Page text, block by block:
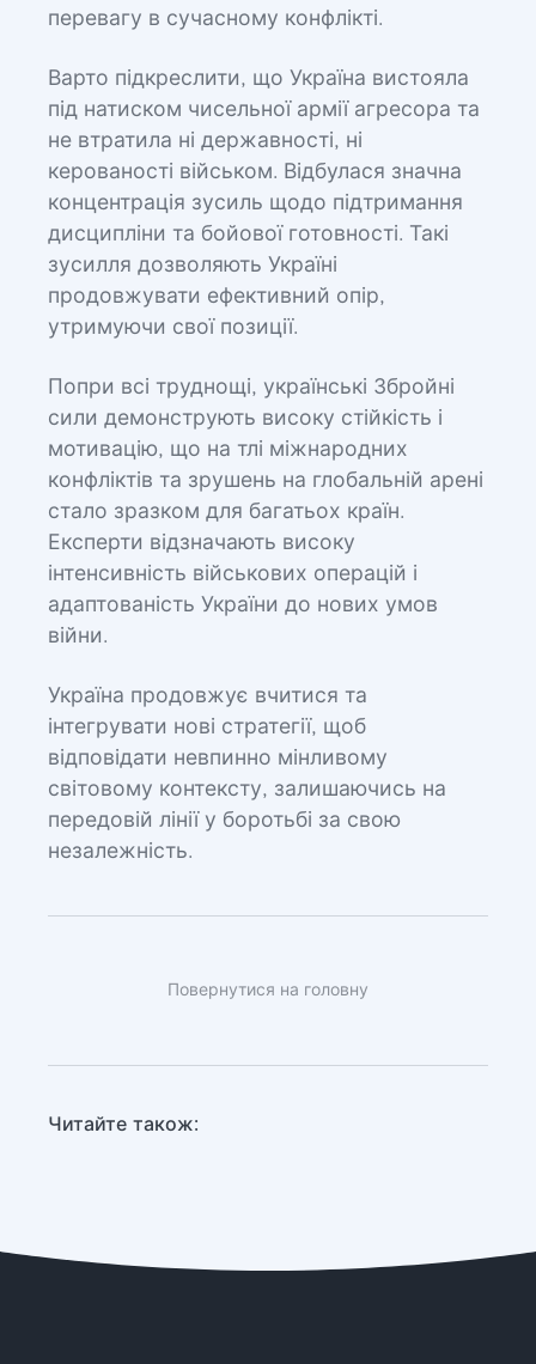
перевагу в сучасному конфлікті.
Варто підкреслити, що Україна вистояла
під натиском чисельної армії агресора та
не втратила ні державності, ні
керованості військом. Відбулася значна
концентрація зусиль щодо підтримання
дисципліни та бойової готовності. Такі
зусилля дозволяють Україні
продовжувати ефективний опір,
утримуючи свої позиції.
Попри всі труднощі, українські Збройні
сили демонструють високу стійкість і
мотивацію, що на тлі міжнародних
конфліктів та зрушень на глобальній арені
стало зразком для багатьох країн.
Експерти відзначають високу
інтенсивність військових операцій і
адаптованість України до нових умов
війни.
Україна продовжує вчитися та
інтегрувати нові стратегії, щоб
відповідати невпинно мінливому
світовому контексту, залишаючись на
передовій лінії у боротьбі за свою
незалежність.
Повернутися на головну
Читайте також: